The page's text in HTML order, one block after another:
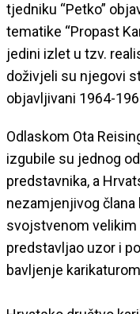
tjedniku “Petko”
tematike “Propast
jedini izlet u tzv.
doživjeli su njegovi
objavljivani 1964-
Odlaskom Ota
izgubile su jednog
predstavnika, a
nezamjenjivog
svojstvenom
predstavljao uzor i
bavljenje